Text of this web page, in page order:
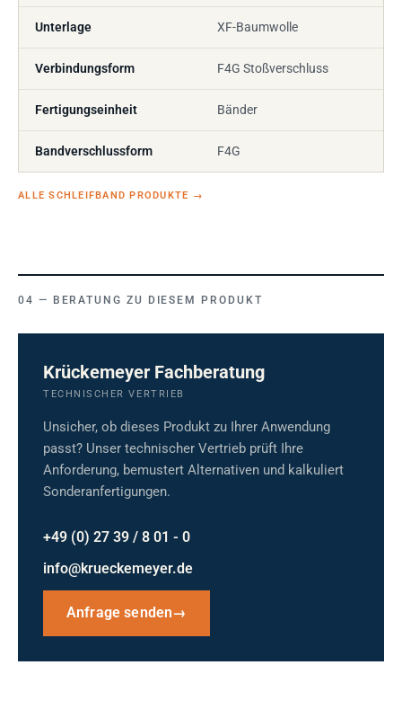
Unterlage XF-Baumwolle
Verbindungsform F4G Stoßverschluss
Fertigungseinheit Bänder
Bandverschlussform F4G
ALLE SCHLEIFBAND PRODUKTE →
BERATUNG ZU DIESEM PRODUKT
Krückemeyer Fachberatung
TECHNISCHER VERTRIEB
Unsicher, ob dieses Produkt zu Ihrer Anwendung
passt? Unser technischer Vertrieb prüft Ihre
Anforderung, bemustert Alternativen und kalkuliert
Sonderanfertigungen.
+49 (0) 27 39 / 8 01 - 0
info@krueckemeyer.de
Anfrage senden→